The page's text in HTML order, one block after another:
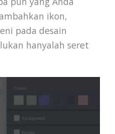
ikon,
pada desain
hanyalah seret